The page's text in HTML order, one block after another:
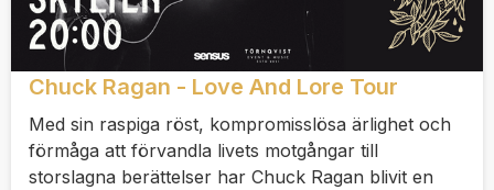
Chuck Ragan - Love And Lore Tour
Med sin raspiga röst, kompromisslösa ärlighet och
förmåga att förvandla livets motgångar till
storslagna berättelser har Chuck Ragan blivit en